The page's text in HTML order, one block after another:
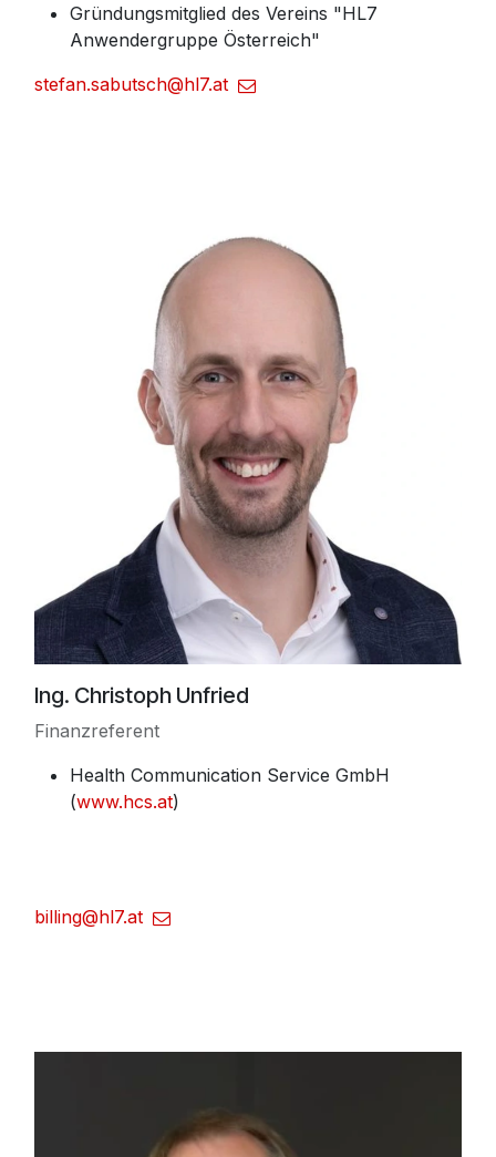
Gründungsmitglied des Vereins "HL7
Anwendergruppe Österreich"
stefan.sabutsch@hl7.at
Ing. Christoph Unfried
Finanzreferent
Health Communication Service GmbH
(www.hcs.at)
billing@hl7.at